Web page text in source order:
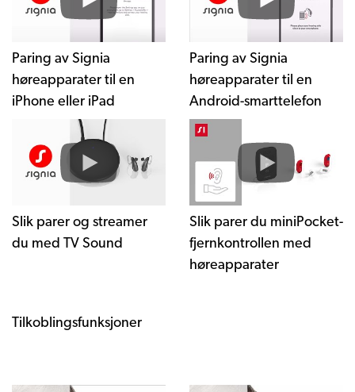
Paring av Signia
høreapparater til en
iPhone eller iPad
Paring av Signia
høreapparater til en
Android-smarttelefon
Slik parer og streamer
du med TV Sound
Slik parer du miniPocket-
fjernkontrollen med
høreapparater
Tilkoblingsfunksjoner